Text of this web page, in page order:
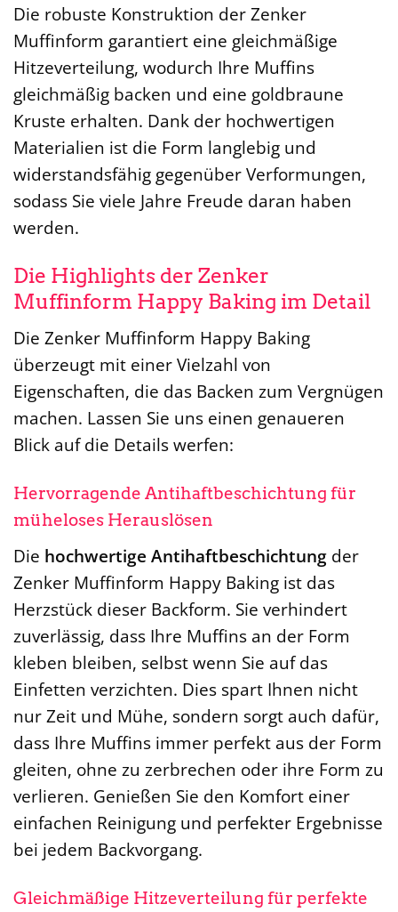
Die robuste Konstruktion der Zenker
Muffinform garantiert eine gleichmäßige
Hitzeverteilung, wodurch Ihre Muffins
gleichmäßig backen und eine goldbraune
Kruste erhalten. Dank der hochwertigen
Materialien ist die Form langlebig und
widerstandsfähig gegenüber Verformungen,
sodass Sie viele Jahre Freude daran haben
werden.
Die Highlights der Zenker
Muffinform Happy Baking im Detail
Die Zenker Muffinform Happy Baking
überzeugt mit einer Vielzahl von
Eigenschaften, die das Backen zum Vergnügen
machen. Lassen Sie uns einen genaueren
Blick auf die Details werfen:
Hervorragende Antihaftbeschichtung für
müheloses Herauslösen
Die hochwertige Antihaftbeschichtung der
Zenker Muffinform Happy Baking ist das
Herzstück dieser Backform. Sie verhindert
zuverlässig, dass Ihre Muffins an der Form
kleben bleiben, selbst wenn Sie auf das
Einfetten verzichten. Dies spart Ihnen nicht
nur Zeit und Mühe, sondern sorgt auch dafür,
dass Ihre Muffins immer perfekt aus der Form
gleiten, ohne zu zerbrechen oder ihre Form zu
verlieren. Genießen Sie den Komfort einer
einfachen Reinigung und perfekter Ergebnisse
bei jedem Backvorgang.
Gleichmäßige Hitzeverteilung für perfekte